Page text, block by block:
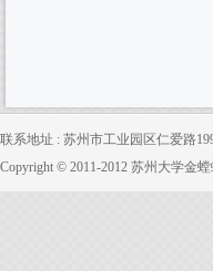
联系地址 : 苏州市工业园区仁爱路
Copyright © 2011-2012 苏州大学金